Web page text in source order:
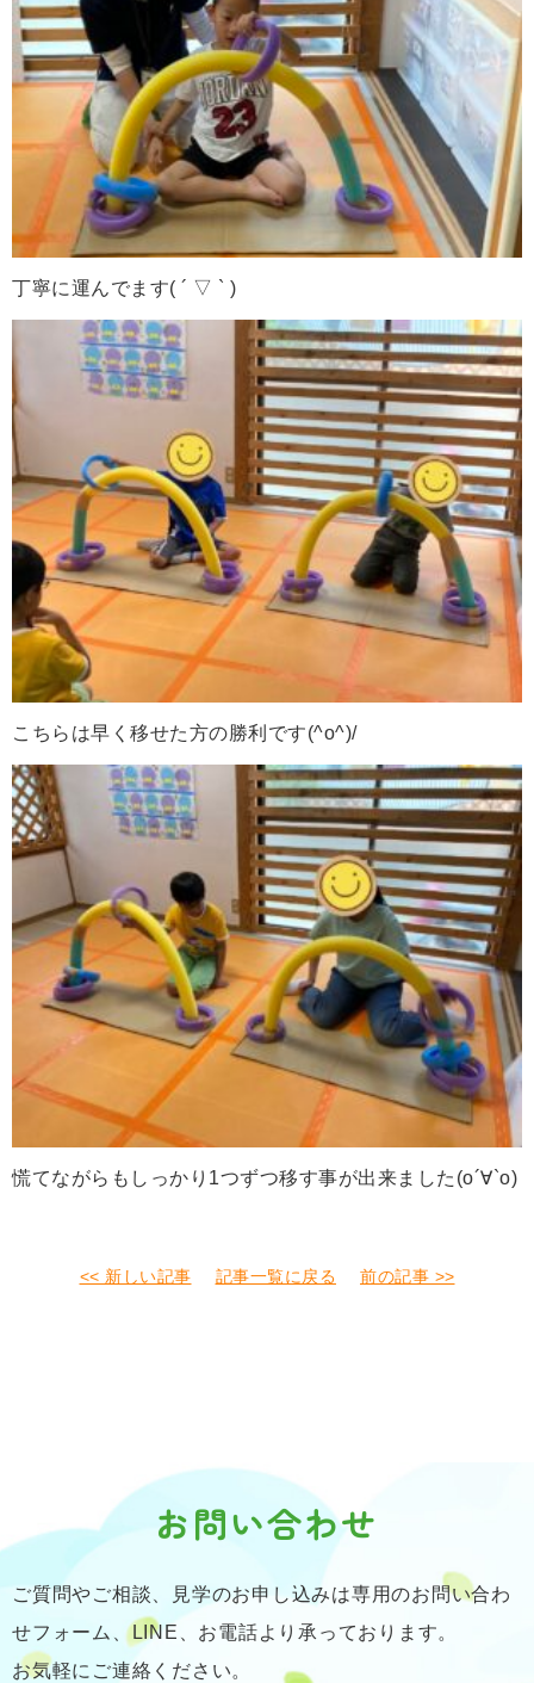
丁寧に運んでます( ´ ▽ ` )
こちらは早く移せた方の勝利です(^o^)/
慌てながらもしっかり1つずつ移す事が出来ました(о´∀`о)
<< 新しい記事 記事一覧に戻る 前の記事 >>
お問い合わせ
ご質問やご相談、見学のお申し込みは専用のお問い合わ
せフォーム、LINE、お電話より承っております。
お気軽にご連絡ください。